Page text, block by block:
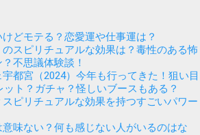
どモテる？恋愛運や仕事運は？
スピリチュアルな効果は？毒性のある怖
不思議体験談！
都宮（2024）今年も行ってきた！狙い目
ット？ガチャ？怪しいブースもある？
ピリチュアルな効果を持つすごいパワー
味ない？何も感じない人がいるのはな